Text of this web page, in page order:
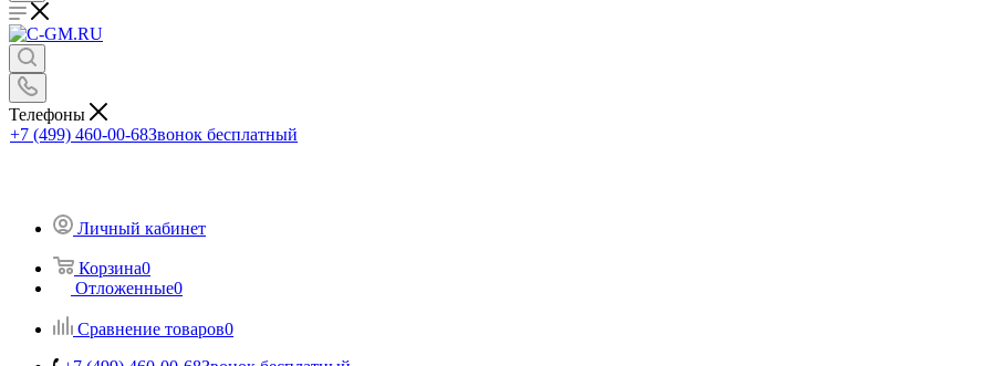
Телефоны
+7 (499) 460-00-68Звонок бесплатный
Личный кабинет
Корзина0
Отложенные0
Сравнение товаров0